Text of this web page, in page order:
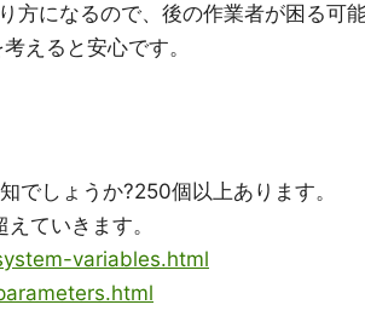
方になるので、後の作業者が困る可
えると安心です。
でしょうか?250個以上あります。
ていきます。
variables.html